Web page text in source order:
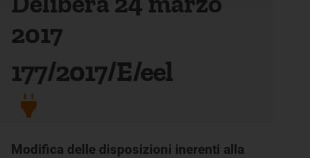
2017
177/2017/E/eel
Modifica delle disposizioni inerenti alla